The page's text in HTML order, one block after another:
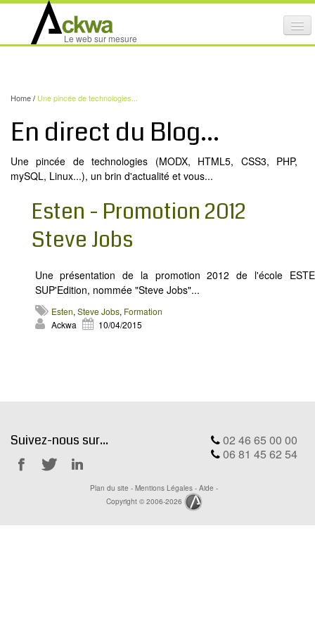
le
Le web sur mesure
MAINTENANCE DE SITES INTERNET
NOS PRODUITS
AUDIT D’ACCESSIBILITÉ INTERNET
RÉFÉRENCES
PARTENAIRES
MODX
Home/ Une pincée de technologies...
En direct du Blog...
Une pincée de technologies (MODX, HTML5, CSS3, PHP,
mySQL, Linux...), un brin d'actualité et vous...
Esten - Promotion 2012
Steve Jobs
Une présentation de la promotion 2012 de l'école
SUP'Edition, nommée "Steve Jobs"...
Esten, Steve Jobs, Formation
Ackwa
10/04/2015
02 46 65 00 00
06 81 45 62 54
Suivez-nous sur...
Notre
Linkedin
Plan du site - Mentions Légales - Aide -
Copyright © 2006-2026
Ackwa.fr